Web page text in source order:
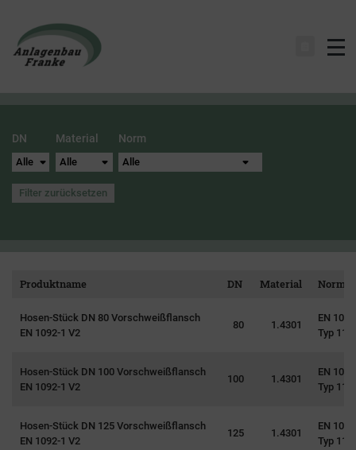
DN Material Norm
Filter zurücksetzen
Produktname DN Material Norm
Hosen-Stück DN 80 Vorschweißflansch
EN 1092-1 V2
80 1.4301
EN
Typ 11
Hosen-Stück DN 100 Vorschweißflansch
EN 1092-1 V2
100 1.4301
EN
Typ 11
Hosen-Stück DN 125 Vorschweißflansch
EN 1092-1 V2
125 1.4301
EN
Typ 11